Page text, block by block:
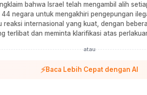
bahwa Israel telah mengambil alih
negara untuk mengakhiri pengepungan
reaksi internasional yang kuat, dengan
terlibat dan meminta klarifikasi atas
atau
⚡Baca Lebih Cepat dengan AI